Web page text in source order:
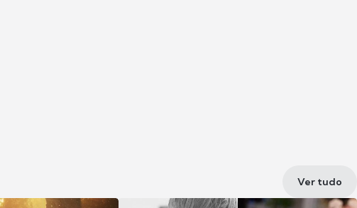
Ver tudo